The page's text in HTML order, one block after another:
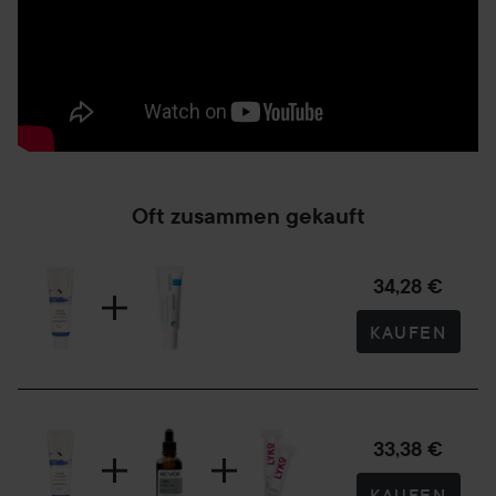
Oft zusammen gekauft
34,28 €
KAUFEN
33,38 €